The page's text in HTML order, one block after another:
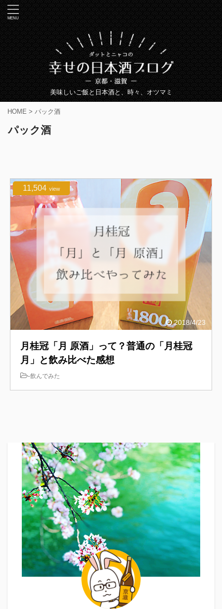
美味しいご飯と日本酒と、時々、オツマミ
HOME > パック酒
パック酒
2018/4/23
11,504 view
月桂冠「月 原酒」って？普通の「月桂冠
月」と飲み比べた感想
-飲んでみた